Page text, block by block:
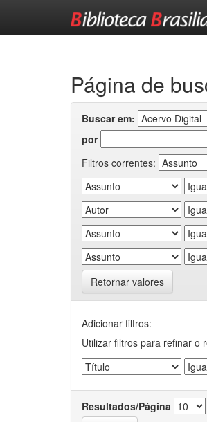
Página de
Buscar em:
por
Filtros correntes:
Retornar valores
Adicionar filtros:
Utilizar filtros para refinar o
Resultados/Página